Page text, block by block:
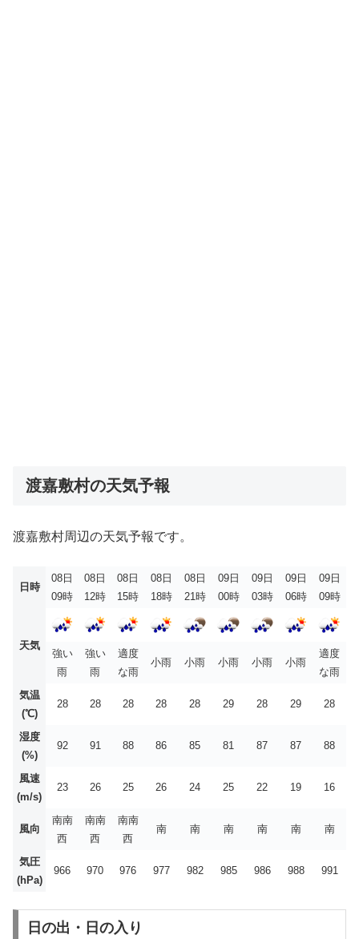
渡嘉敷村の天気予報
渡嘉敷村周辺の天気予報です。
日時
08日
09時
08日
12時
08日
15時
08日
18時
08日
21時
09日
00時
09日
03時
09日
06時
09日
09時
天気
強い
雨
強い
雨
適度
な雨
小雨 小雨 小雨 小雨 小雨
適度
な雨
気温
(℃)
28 28 28 28 28 29 28 29 28
湿度
(%)
92 91 88 86 85 81 87 87 88
風速
(m/s)
23 26 25 26 24 25 22 19 16
風向
南南
西
南南
西
南南
西
南 南 南 南 南 南
気圧
(hPa)
966 970 976 977 982 985 986 988 991
日の出・日の入り